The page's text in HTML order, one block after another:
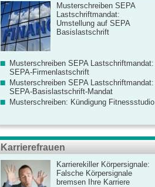
Musterschreiben SEPA
Lastschriftmandat:
Umstellung auf SEPA
Basislastschrift
Musterschreiben SEPA Lastschriftmandat:
SEPA-Firmenlastschrift
Musterschreiben SEPA Lastschriftmandat:
SEPA-Basislastschrift-Mandat
Musterschreiben: Kündigung Fitnessstudio
Karrierefrauen
Karrierekiller Körpersignale:
Falsche Körpersignale
bremsen Ihre Karriere